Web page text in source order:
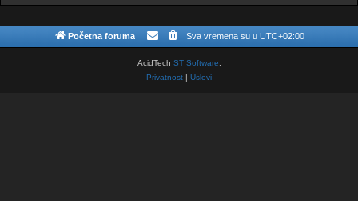
Početna foruma Sva vremena su u UTC+02:00
AcidTech ST Software.
Privatnost | Uslovi